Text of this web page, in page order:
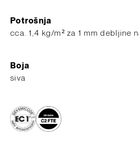
Potrošnja
cca. 1,4 kg/m² za 1 mm debljine
Boja
siva